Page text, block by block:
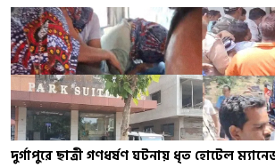
দুর্গাপুরে ছাত্রী গণধর্ষণ ঘটনায় ধৃত হোটেল